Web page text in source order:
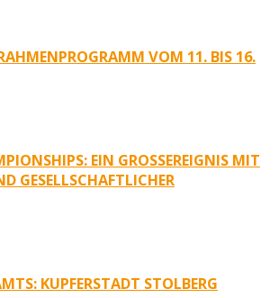
VOM 11. BIS 16.
EIN GROSSEREIGNIS MIT S
GESELLSCHAFTLICHER S
KUPFERSTADT STOLBERG